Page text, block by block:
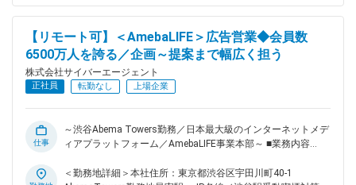
ジの中心に身を置くことができる市場です。 ・当社が持つ豊
富なデジタル領域の知見と技術を活かした提案が可能です。
新設組織のため、事業責任者と密に連携しながら組織を牽引し
ていただけるポジションです。 効果を出せるTVCMで顧客の
時間分）■給与改定（年2回）賃金はあくまでも目安の金額で
あり、選考を通じて上下する可能性があります。月給(月額)は
固定手当を含めた表記です。
【リモート可】＜AmebaLIFE＞広告営業◆会員数
6500万人を誇る／企画～提案まで幅広く担う
株式会社サイバーエージェント
正社員 転勤なし 上場企業
仕事
～渋谷Abema Towers勤務／日本最大級のインターネットメデ
ィアプラットフォーム／AmebaLIFE事業本部～ ■業務内容
寄り添い、人々の安心や笑顔につながる体験を提供することを
＜勤務地詳細＞本社住所：東京都渋谷区宇田川町40-1